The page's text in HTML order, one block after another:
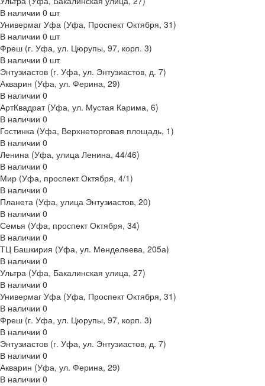
В наличии 0 шт
Универмаг Уфа (Уфа, Проспект Октября, 31)
В наличии 0 шт
Фреш (г‌. Уфа, ул. Цюрупы, 97, корп. 3)
В наличии 0 шт
Энтузиастов (г. Уфа, ул. Энтузиастов, д. 7)
Акварин (Уфа, ул. Ферина, 29)
В наличии 0
АртКвадрат (Уфа, ул. Мустая Карима, 6)
В наличии 0
Гостинка (Уфа, Верхнеторговая площадь, 1)
В наличии 0
Ленина (Уфа, улица Ленина, 44/46)
В наличии 0
Мир (Уфа, проспект Октября, 4/1)
В наличии 0
Планета (Уфа, улица Энтузиастов, 20)
В наличии 0
Семья (Уфа, проспект Октября, 34)
В наличии 0
ТЦ Башкирия (Уфа, ул. Менделеева, 205а)
В наличии 0
Ультра (Уфа, Бакалинская улица, 27)
В наличии 0
Универмаг Уфа (Уфа, Проспект Октября, 31)
В наличии 0
Фреш (г‌. Уфа, ул. Цюрупы, 97, корп. 3)
В наличии 0
Энтузиастов (г. Уфа, ул. Энтузиастов, д. 7)
В наличии 0
Акварин (Уфа, ул. Ферина, 29)
В наличии 0